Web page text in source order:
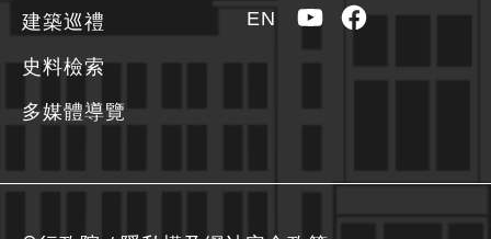
建築巡禮
史料檢索
多媒體導覽
EN YouTubeFacebook